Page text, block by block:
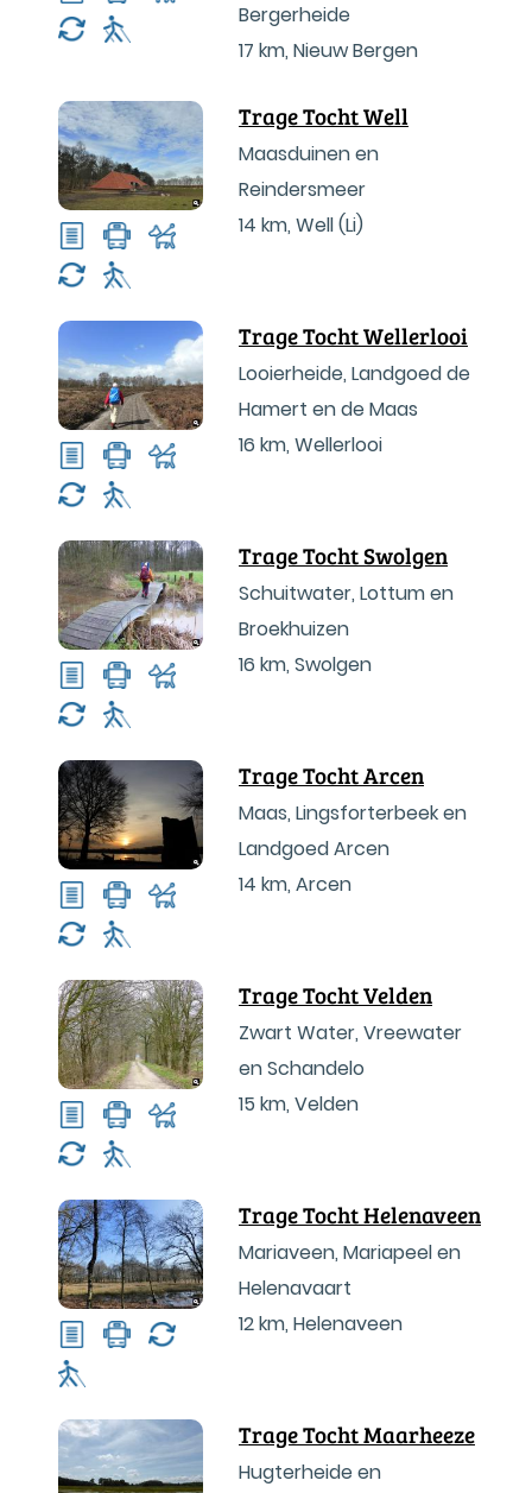
Bergerheide
17 km, Nieuw Bergen
Trage Tocht Well
Maasduinen en
Reindersmeer
14 km, Well (Li)
Trage Tocht Wellerlooi
Looierheide, Landgoed de
Hamert en de Maas
16 km, Wellerlooi
Trage Tocht Swolgen
Schuitwater, Lottum en
Broekhuizen
16 km, Swolgen
Trage Tocht Arcen
Maas, Lingsforterbeek en
Landgoed Arcen
14 km, Arcen
Trage Tocht Velden
Zwart Water, Vreewater
en Schandelo
15 km, Velden
Trage Tocht Helenaveen
Mariaveen, Mariapeel en
Helenavaart
12 km, Helenaveen
Trage Tocht Maarheeze
Hugterheide en